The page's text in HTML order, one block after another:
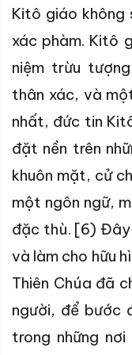
Kitô giáo
xác phàm. Kitô
niệm trừu
thân xác, và
nhất, đức tin
đặt nền trên
khuôn mặt, cử
một ngôn ngữ,
đặc thù. [6) Đây
và làm cho hữu
Thiên Chúa đã
người, để bước
trong những